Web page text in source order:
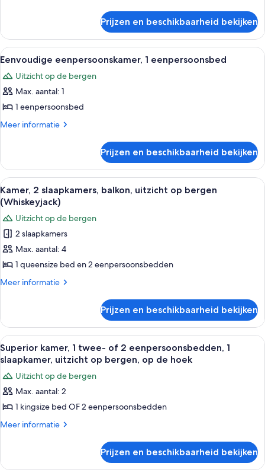
op
bergen
(Birdwood
or
Burstall)
laden
1
queensize
bed,
uitzicht
op
(Birdwood
or
Prijzen en beschikbaarheid bekijken
Alle
foto's
voor
Eenvoudige
eenpersoonskamer,
1
Een hotelkamer met een bed, twee
4
Eenvoudige eenpersoonskamer, 1 eenpersoonsbed
Uitzicht op de bergen
Max. aantal: 1
1 eenpersoonsbed
Meer informatie
Meer
eenpersoonskamer,
eenpersoonsbed
Prijzen en beschikbaarheid bekijken
Alle
foto's
voor
Kamer,
2
slaapkamers,
balkon,
uitzicht
(Whiskeyjack)
laden
Een kamer met twee bedden,
13
Kamer, 2 slaapkamers, balkon, uitzicht op bergen
(Whiskeyjack)
Uitzicht op de bergen
2 slaapkamers
Max. aantal: 4
1 queensize bed en 2 eenpersoonsbedden
Meer informatie
Meer
2
slaapkamers,
balkon,
uitzicht
bergen
(Whiskeyjack)
Prijzen en beschikbaarheid bekijken
Alle
foto's
voor
Superior
kamer,
1
twee-
eenpersoonsbedden,
Superior kamer, 1 twee- of 2
7
Superior kamer, 1 twee- of 2 eenpersoonsbedden, 1
slaapkamer, uitzicht op bergen, op de hoek
Uitzicht op de bergen
Max. aantal: 2
1 kingsize bed OF 2 eenpersoonsbedden
Meer informatie
Meer
kamer,
Prijzen en beschikbaarheid bekijken